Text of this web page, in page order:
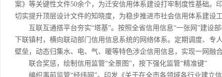
案》等关键性文件50余个，为迁安信用体系建设打牢制度性基础。
切实提升顶层设计文件的知晓度，为稳步推进市社会信用体系建设
互联互通搭平台夯实“塔基”。按照全省信用信息“一张网”建设
下联镇村，横向联动部门信用信息系统的网络体系。定期调度、
壁垒，动态归集水、电、气、暖等特色涉企信用信息，实现一网融
联合奖惩，绘制信用监管“全景图”，按下强化监管“精准键”
编织事前监管“经纬网”。印发《关于在全市各领域各行业建立